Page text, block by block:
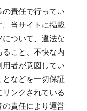
責任で行ってい
。当サイトに掲載
ついて、違法な
ること、不快な内
者が意図してい
などを一切保証
ンクされている
責任により運営